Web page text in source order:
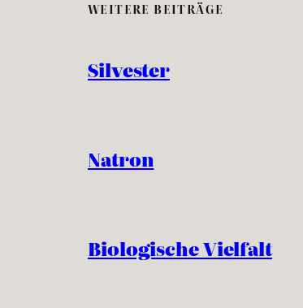
WEITERE BEITRÄGE
Silvester
Natron
Biologische Vielfalt